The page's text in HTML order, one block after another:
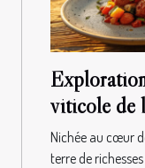
viticole de
Nichée au cœur
terre de